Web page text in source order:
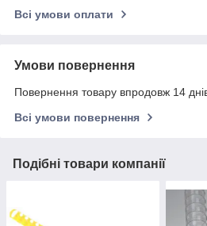
Всі умови оплати
Умови повернення
Повернення товару впродовж 14
Всі умови повернення
Подібні товари компанії